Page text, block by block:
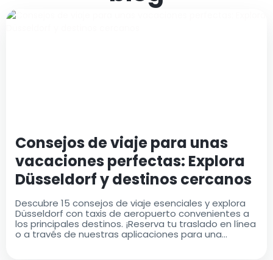
Consejos de viaje para unas
vacaciones perfectas: Explora
Düsseldorf y destinos cercanos
Descubre 15 consejos de viaje esenciales y explora
Düsseldorf con taxis de aeropuerto convenientes a
los principales destinos. ¡Reserva tu traslado en línea
o a través de nuestras aplicaciones para una